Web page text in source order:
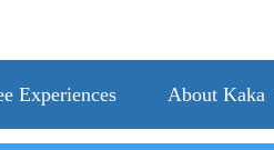
Experiences About Kaka